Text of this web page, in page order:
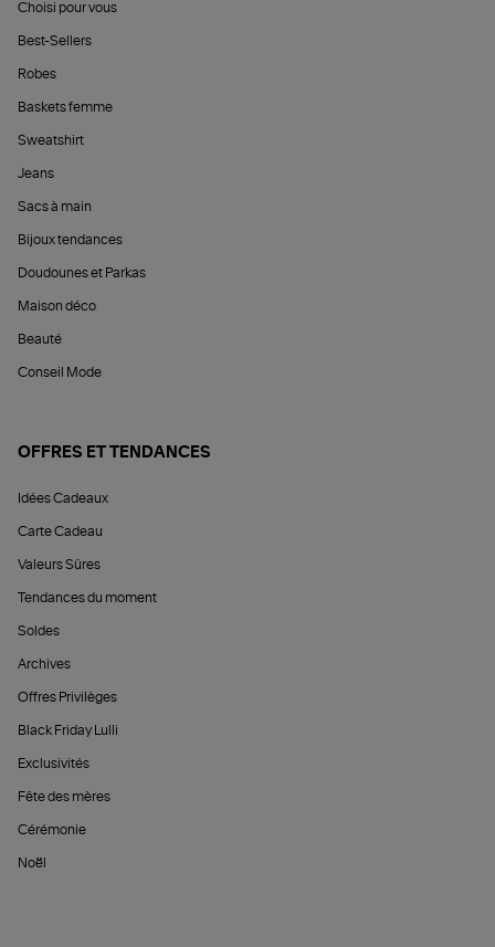
Choisi pour vous
Best-Sellers
Robes
Baskets femme
Sweatshirt
Jeans
Sacs à main
Bijoux tendances
Doudounes et Parkas
Maison déco
Beauté
Conseil Mode
OFFRES ET TENDANCES
Idées Cadeaux
Carte Cadeau
Valeurs Sûres
Tendances du moment
Soldes
Archives
Offres Privilèges
Black Friday Lulli
Exclusivités
Fête des mères
Cérémonie
Noël